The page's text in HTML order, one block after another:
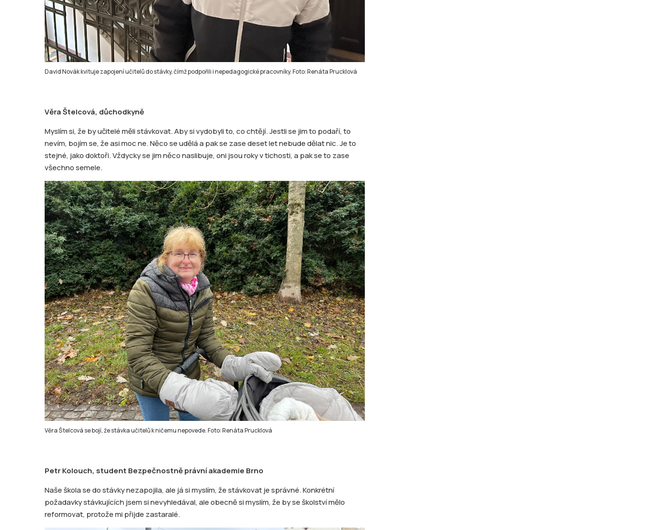
David Novák kvituje zapojení učitelů do stávky, čímž podpořili i nepedagogické pracovníky. Foto: Renáta Prucklová
Věra Štelcová, důchodkyně
Myslím si, že by učitelé měli stávkovat. Aby si vydobyli to, co chtějí. Jestli se jim to podaří, to
nevím, bojím se, že asi moc ne. Něco se udělá a pak se zase deset let nebude dělat nic. Je to
stejné, jako doktoři. Vždycky se jim něco naslibuje, oni jsou roky v tichosti, a pak se to zase
všechno semele.
Věra Štelcová se bojí, že stávka učitelů k ničemu nepovede. Foto: Renáta Prucklová
Petr Kolouch, student Bezpečnostně právní akademie Brno
Naše škola se do stávky nezapojila, ale já si myslím, že stávkovat je správné. Konkrétní
požadavky stávkujících jsem si nevyhledával, ale obecně si myslím, že by se školství mělo
reformovat, protože mi přijde zastaralé.